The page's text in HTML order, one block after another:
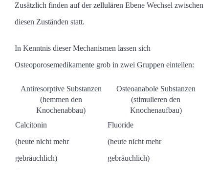
Zusätzlich finden auf der zellulären Ebene Wechsel zwischen
diesen Zuständen statt.
In Kenntnis dieser Mechanismen lassen sich
Osteoporosemedikamente grob in zwei Gruppen einteilen:
Antiresorptive Substanzen
(hemmen den
Knochenabbau)
Osteoanabole Substanzen
(stimulieren den
Knochenaufbau)
Calcitonin
(heute nicht mehr
gebräuchlich)
Fluoride
(heute nicht mehr
gebräuchlich)